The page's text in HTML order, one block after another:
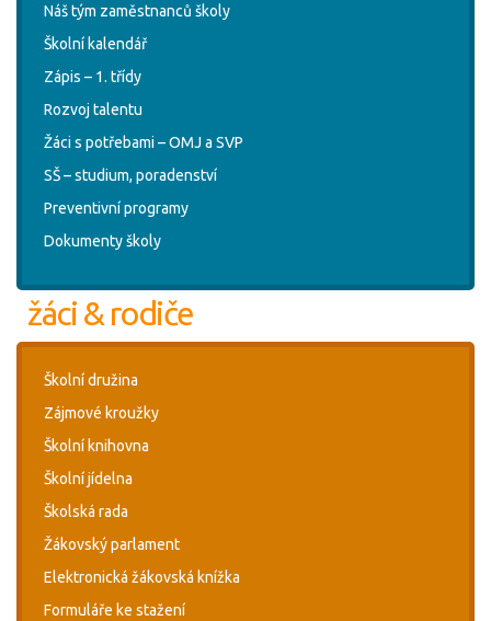
Náš tým zaměstnanců školy
Školní kalendář
Zápis – 1. třídy
Rozvoj talentu
Žáci s potřebami – OMJ a SVP
SŠ – studium, poradenství
Preventivní programy
Dokumenty školy
žáci & rodiče
Školní družina
Zájmové kroužky
Školní knihovna
Školní jídelna
Školská rada
Žákovský parlament
Elektronická žákovská knížka
Formuláře ke stažení